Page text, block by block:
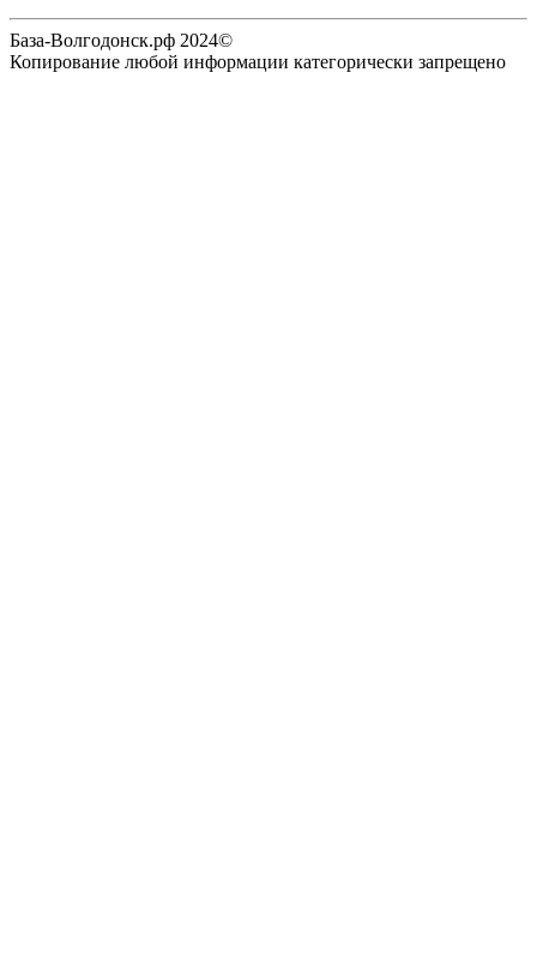
База-Волгодонск.рф 2024©
Копирование любой информации категорически запрещено